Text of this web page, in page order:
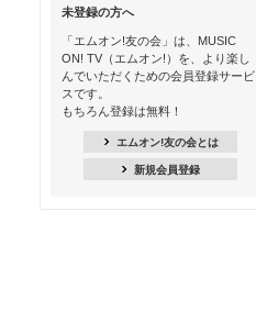
16:30
あのころK-POPヒッツ! 2018→2021年
18:30
M-ON! Countdown K
未登録の方へ
「エムオン!友の会」は、MUSIC
ON! TV（エムオン!）を、より楽し
んでいただくための会員登録サービ
スです。
もちろん登録は無料！
エムオン!友の会とは
新規会員登録